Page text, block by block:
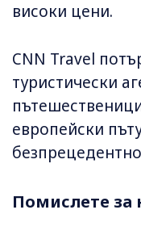
високи цени.
CNN Travel
туристически
европейски
Помислете за